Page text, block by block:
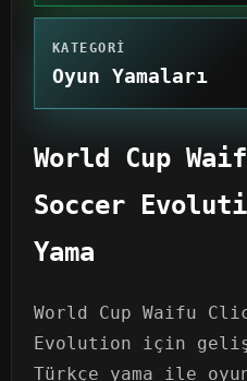
KATEGORI
Oyun Yamaları
World Cup
Soccer
Yama
World Cup Waifu
Evolution için
Türkçe yama ile